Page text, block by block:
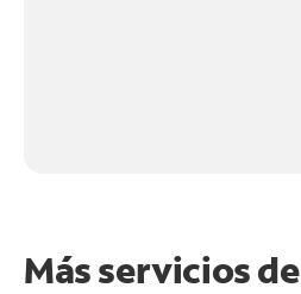
Más servicios